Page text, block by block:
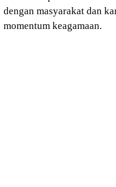
dengan masyarakat dan
momentum keagamaan.